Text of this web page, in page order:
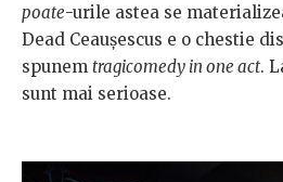
poate-urile astea se
Dead Ceauşescus e o chestie
spunem tragicomedy in one act.
sunt mai serioase.